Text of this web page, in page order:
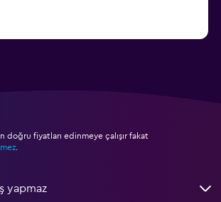
doğru fiyatları edinmeye çalışır fakat
yapmaz